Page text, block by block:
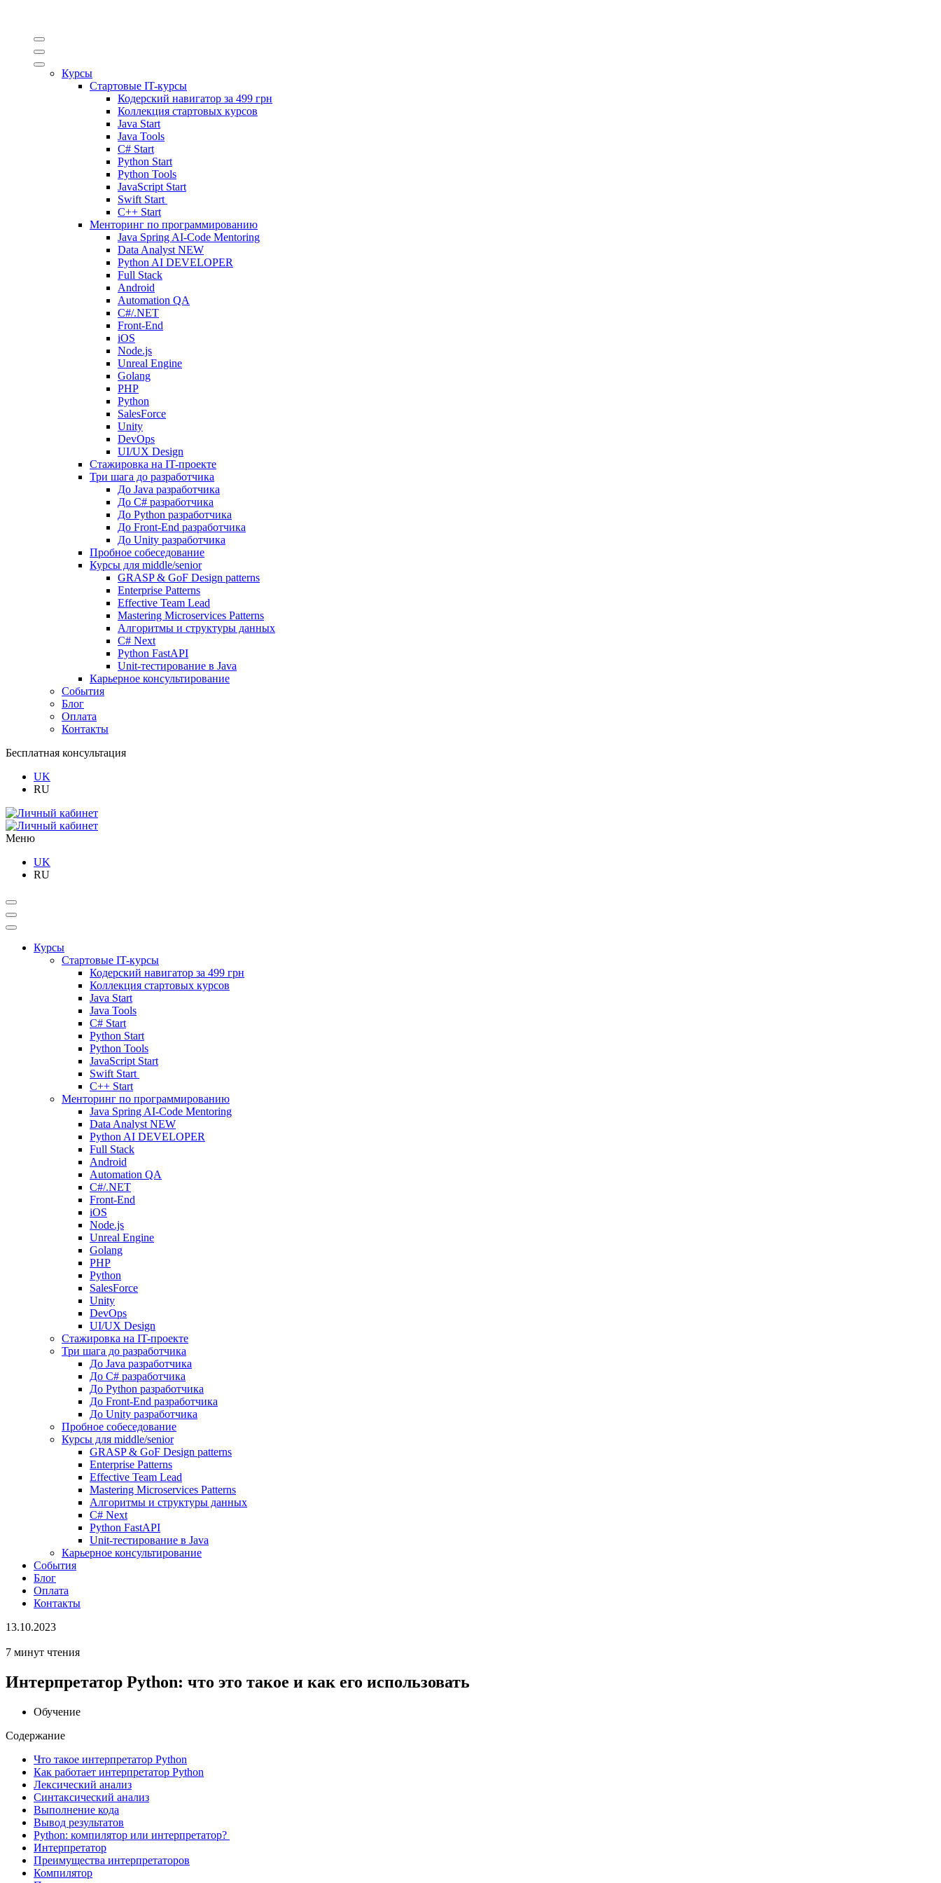
Курсы
Стартовые IT-курсы
Кодерский навигатор за 499 грн
Коллекция стартовых курсов
Java Start
Java Tools
C# Start
Python Start
Python Tools
JavaScript Start
Swift Start
C++ Start
Менторинг по программированию
Java Spring AI-Code Mentoring
Data Analyst NEW
Python AI DEVELOPER
Full Stack
Android
Automation QA
C#/.NET
Front-End
iOS
Node.js
Unreal Engine
Golang
PHP
Python
SalesForce
Unity
DevOps
UI/UX Design
Стажировка на IT-проекте
Три шага до разработчика
До Java разработчика
До C# разработчика
До Python разработчика
До Front-End разработчика
До Unity разработчика
Пробное собеседование
Курсы для middle/senior
GRASP & GoF Design patterns
Enterprise Patterns
Effective Team Lead
Mastering Microservices Patterns
Алгоритмы и структуры данных
C# Next
Python FastAPI
Unit-тестирование в Java
Карьерное консультирование
События
Блог
Оплата
Контакты
Бесплатная консультация
UK
RU
Меню
UK
RU
Курсы
Стартовые IT-курсы
Кодерский навигатор за 499 грн
Коллекция стартовых курсов
Java Start
Java Tools
C# Start
Python Start
Python Tools
JavaScript Start
Swift Start
C++ Start
Менторинг по программированию
Java Spring AI-Code Mentoring
Data Analyst NEW
Python AI DEVELOPER
Full Stack
Android
Automation QA
C#/.NET
Front-End
iOS
Node.js
Unreal Engine
Golang
PHP
Python
SalesForce
Unity
DevOps
UI/UX Design
Стажировка на IT-проекте
Три шага до разработчика
До Java разработчика
До C# разработчика
До Python разработчика
До Front-End разработчика
До Unity разработчика
Пробное собеседование
Курсы для middle/senior
GRASP & GoF Design patterns
Enterprise Patterns
Effective Team Lead
Mastering Microservices Patterns
Алгоритмы и структуры данных
C# Next
Python FastAPI
Unit-тестирование в Java
Карьерное консультирование
События
Блог
Оплата
Контакты
13.10.2023
7 минут чтения
Интерпретатор Python: что это такое и как его использовать
Обучение
Содержание
Что такое интерпретатор Python
Как работает интерпретатор Python
Лексический анализ
Синтаксический анализ
Выполнение кода
Вывод результатов
Python: компилятор или интерпретатор?
Интерпретатор
Преимущества интерпретаторов
Компилятор